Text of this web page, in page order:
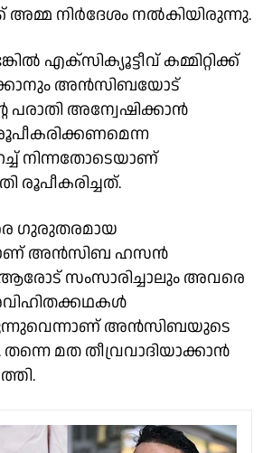
നിര്‍ദേശം നൽകിയിരുന്നു.
എക്സിക്യൂട്ടീവ് കമ്മിറ്റിക്ക്
അൻസിബയോട്
പരാതി അന്വേഷിക്കാൻ
നിന്നതോടെയാണ്
രൂപീകരിച്ചത്.
ഗുരുതരമായ
അൻസിബ ഹസൻ
ആരോട് സംസാരിച്ചാലും അവരെ
അൻസിബയുടെ
മത തീവ്രവാദിയാക്കാൻ